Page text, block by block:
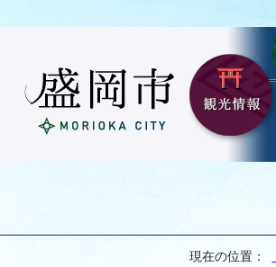
現在の位置：